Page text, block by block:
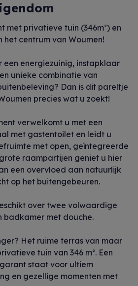
met privatieve tuin (346m²) en
het centrum van Woumen!
een energiezuinig, instapklaar
unieke combinatie van
Dan is dit pareltje
precies wat u zoekt!
verwelkomt u met een
met gastentoilet en leidt u
met open, geïntegreerde
raampartijen geniet u hier
een overvloed aan natuurlijk
op het buitengebeuren.
over twee volwaardige
badkamer met douche.
Het ruime terras van maar
tuin van 346 m². Een
staat voor ultiem
en gezellige momenten met